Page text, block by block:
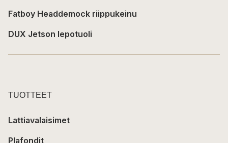
Fatboy Headdemock riippukeinu
DUX Jetson lepotuoli
TUOTTEET
Lattiavalaisimet
Plafondit